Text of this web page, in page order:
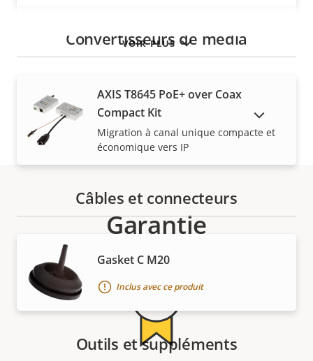
VOIR PLUS
Convertisseurs de média
AXIS T8645 PoE+ over Coax
Compact Kit
Migration à canal unique compacte et
économique vers IP
Câbles et connecteurs
Gasket C M20
Inclus avec ce produit
Outils et suppléments
AFFICHER LES PRODUITS ABANDONNÉS
Garantie